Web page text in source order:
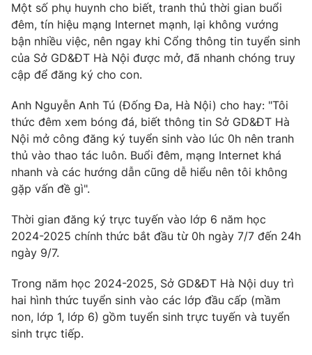
Phim VTV
Hậu trường
Nhân vật
Khán giả
Giải sao mai
Giải trí
Điện ảnh
Sao
Đời sống
Du lịch
Làm đẹp
Chất lượng cuộc sống
Giáo dục
Tuyển sinh
Học trực tuyến
Công nghệ
Hitech Công nghệ tương lai
Thị trường
Giao lưu trực tuyến
Lịch phát sóng
Chuyên mục khác
Emagazine Podcast
Một số phụ huynh cho biết, tranh thủ thời gian buổi
đêm, tín hiệu mạng Internet mạnh, lại không vướng
bận nhiều việc, nên ngay khi Cổng thông tin tuyển sinh
của Sở GD&ĐT Hà Nội được mở, đã nhanh chóng truy
cập để đăng ký cho con.
Anh Nguyễn Anh Tú (Đống Đa, Hà Nội) cho hay: "Tôi
thức đêm xem bóng đá, biết thông tin Sở GD&ĐT Hà
Nội mở công đăng ký tuyển sinh vào lúc 0h nên tranh
thủ vào thao tác luôn. Buổi đêm, mạng Internet khá
nhanh và các hướng dẫn cũng dễ hiểu nên tôi không
gặp vấn đề gì".
Thời gian đăng ký trực tuyến vào lớp 6 năm học
2024-2025 chính thức bắt đầu từ 0h ngày 7/7 đến 24h
ngày 9/7.
Trong năm học 2024-2025, Sở GD&ĐT Hà Nội duy trì
hai hình thức tuyển sinh vào các lớp đầu cấp (mầm
non, lớp 1, lớp 6) gồm tuyển sinh trực tuyến và tuyển
sinh trực tiếp.